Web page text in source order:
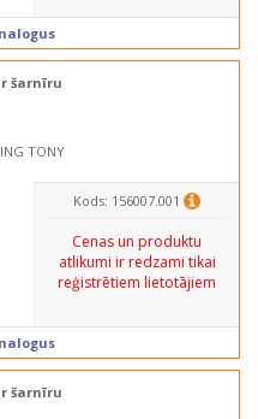
šarnīru
TONY
Kods: 156007.001
Cenas un produktu
atlikumi ir redzami tikai
reģistrētiem lietotājiem
šarnīru